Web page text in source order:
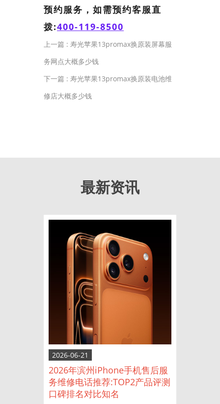
预约服务，如需预约客服直
拨:400-119-8500
上一篇 : 寿光苹果13promax换原装屏幕服
务网点大概多少钱
下一篇 : 寿光苹果13promax换原装电池维
修店大概多少钱
最新资讯
2026-06-21
2026年滨州iPhone手机售后服
务维修电话推荐:TOP2产品评测
口碑排名对比知名